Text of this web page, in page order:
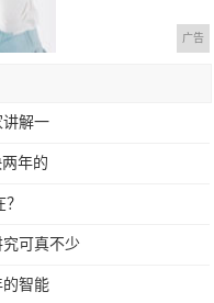
广告
讲解一
年的
究可真不少
的智能